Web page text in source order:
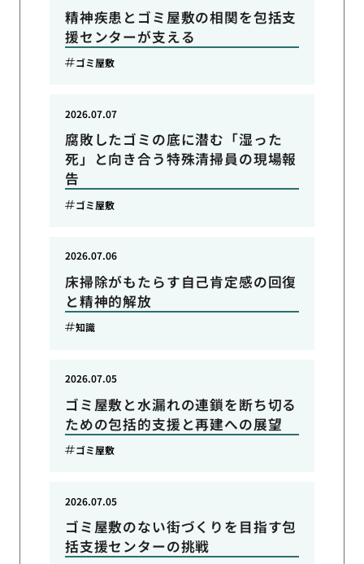
精神疾患とゴミ屋敷の相関を包括支
援センターが支える
ゴミ屋敷
腐敗したゴミの底に潜む「湿った
死」と向き合う特殊清掃員の現場報
告
2026.07.07
ゴミ屋敷
床掃除がもたらす自己肯定感の回復
と精神的解放
2026.07.06
知識
ゴミ屋敷と水漏れの連鎖を断ち切る
ための包括的支援と再建への展望
2026.07.05
ゴミ屋敷
ゴミ屋敷のない街づくりを目指す包
括支援センターの挑戦
2026.07.05